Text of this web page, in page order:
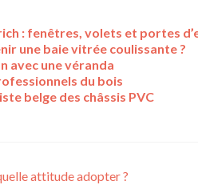
: fenêtres, volets et portes
une baie vitrée coulissante ?
avec une véranda
du bois
belge des châssis PVC
attitude adopter ?